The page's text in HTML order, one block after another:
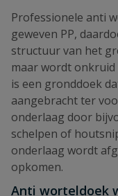
Professionele anti
geweven PP,
structuur van het
maar wordt
is een gronddoek
aangebracht ter
onderlaag door
schelpen of
onderlaag wordt
opkomen.
Anti worteldoek